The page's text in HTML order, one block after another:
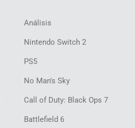
Análisis
Nintendo Switch 2
PS5
No Man's Sky
Call of Duty: Black Ops 7
Battlefield 6